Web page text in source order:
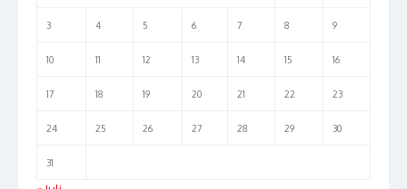
3 4 5 6 7 8 9
10 11 12 13 14 15 16
17 18 19 20 21 22 23
24 25 26 27 28 29 30
31